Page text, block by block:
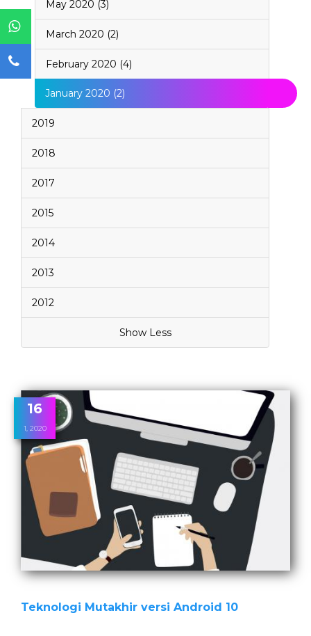
May 2020 (3)
March 2020 (2)
February 2020 (4)
January 2020 (2)
2019
2018
2017
2015
2014
2013
2012
Show Less
16
1, 2020
Teknologi Mutakhir versi Android 10